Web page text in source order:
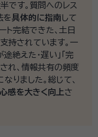
です。質問へのレス
を具体的に指南 して
ト完結できた、土日
持されています。一
絶えた・遅い」「完
れ、情報共有の頻度
りました。総じて、
感を大きく向上さ